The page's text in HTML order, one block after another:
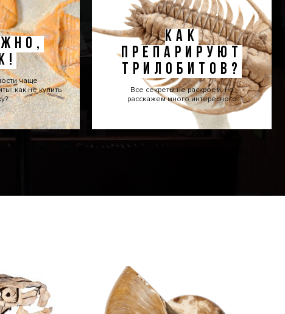
чаще
как не купить
КАК
ПРЕПАРИРУЮТ
ТРИЛОБИТОВ?
Все секреты не раскроем, но
расскажем много интересного